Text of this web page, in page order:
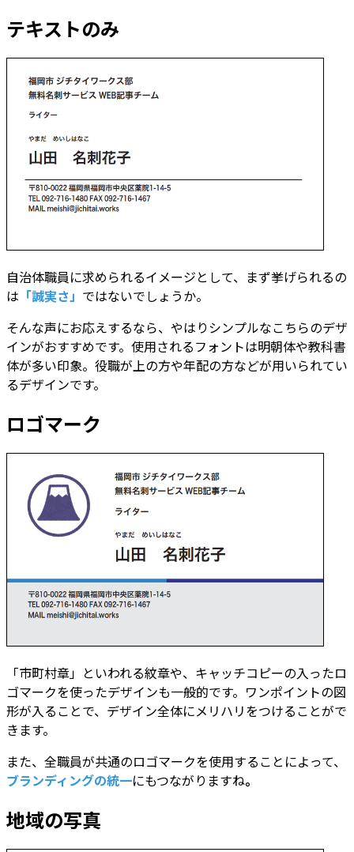
テキストのみ
自治体職員に求められるイメージとして、まず挙げられるの
は 「誠実さ」 ではないでしょうか。
そんな声にお応えするなら、やはりシンプルなこちらのデザ
インがおすすめです。使用されるフォントは明朝体や教科書
体が多い印象。役職が上の方や年配の方などが用いられてい
るデザインです。
ロゴマーク
「市町村章」といわれる紋章や、キャッチコピーの入ったロ
ゴマークを使ったデザインも一般的です。ワンポイントの図
形が入ることで、デザイン全体にメリハリをつけることがで
きます。
また、全職員が共通のロゴマークを使用することによって、
ブランディングの統一にもつながりますね。
地域の写真